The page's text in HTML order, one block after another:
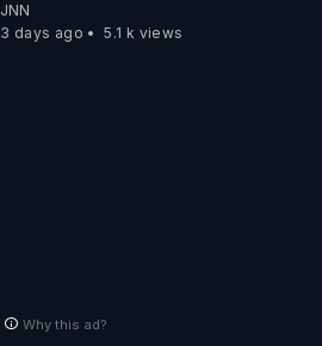
JNN
3 days ago
5.1 k views
Why this ad?